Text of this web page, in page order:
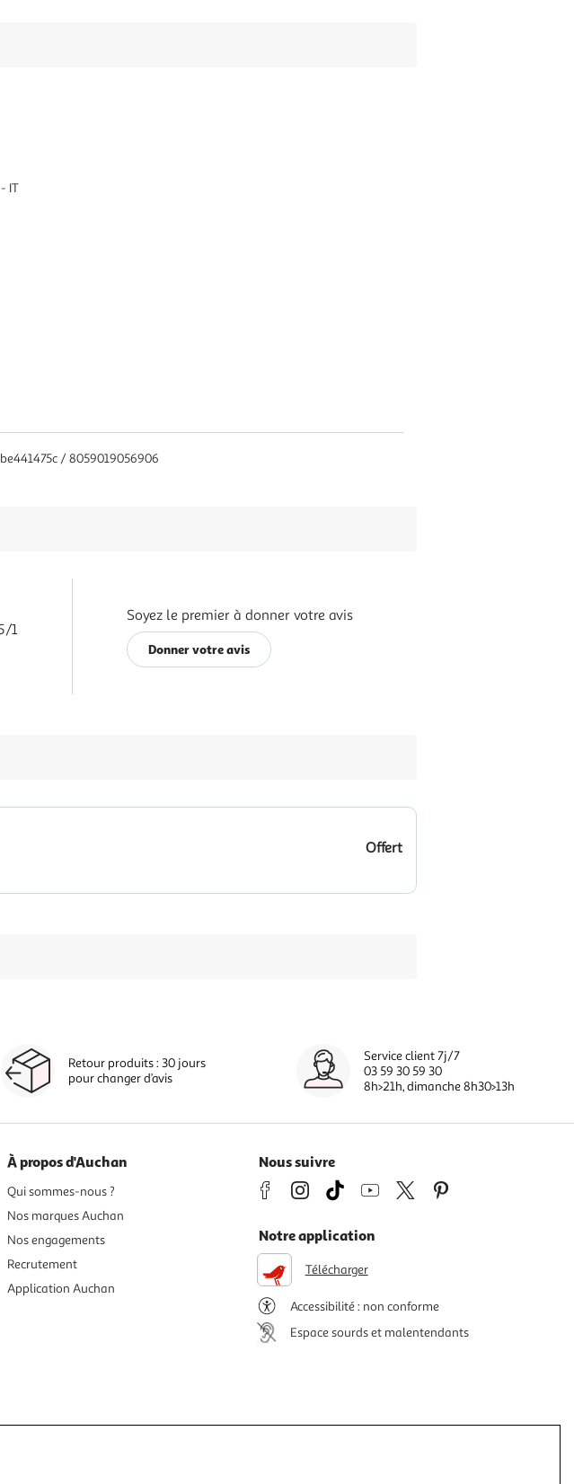
IT
/ 8059019056906
1
Soyez le premier à donner votre avis
Donner votre avis
Offert
Retour produits : 30 jours
pour changer d’avis
Service client 7j/7
03 59 30 59 30
8h>21h, dimanche 8h30>13h
À propos d'Auchan
Qui sommes-nous ?
Nos marques Auchan
Nos engagements
Recrutement
Application Auchan
Nous suivre
Notre application
Télécharger
Accessibilité : non conforme
Espace sourds et malentendants